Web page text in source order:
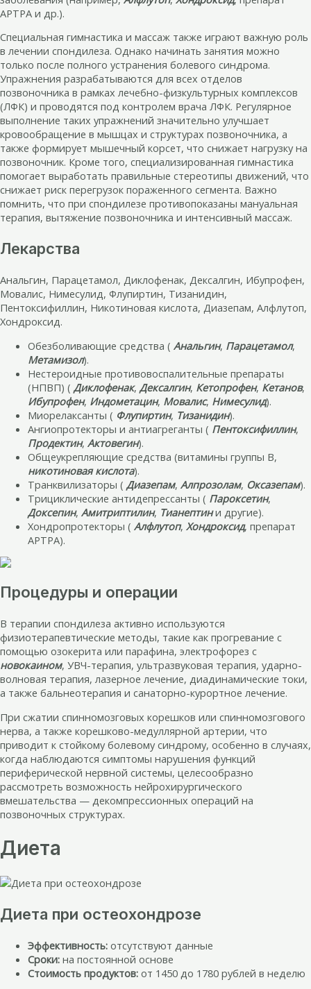
АРТРА и др.).
Специальная гимнастика и массаж также играют важную роль
в лечении спондилеза. Однако начинать занятия можно
только после полного устранения болевого синдрома.
Упражнения разрабатываются для всех отделов
позвоночника в рамках лечебно-физкультурных комплексов
(ЛФК) и проводятся под контролем врача ЛФК. Регулярное
выполнение таких упражнений значительно улучшает
кровообращение в мышцах и структурах позвоночника, а
также формирует мышечный корсет, что снижает нагрузку на
позвоночник. Кроме того, специализированная гимнастика
помогает выработать правильные стереотипы движений, что
снижает риск перегрузок пораженного сегмента. Важно
помнить, что при спондилезе противопоказаны мануальная
терапия, вытяжение позвоночника и интенсивный массаж.
Лекарства
Анальгин, Парацетамол, Диклофенак, Дексалгин, Ибупрофен,
Мовалис, Нимесулид, Флупиртин, Тизанидин,
Пентоксифиллин, Никотиновая кислота, Диазепам, Алфлутоп,
Хондроксид.
Обезболивающие средства ( Анальгин, Парацетамол,
Метамизол).
Нестероидные противовоспалительные препараты
(НПВП) ( Диклофенак, Дексалгин, Кетопрофен, Кетанов,
Ибупрофен, Индометацин, Мовалис, Нимесулид).
Миорелаксанты ( Флупиртин, Тизанидин).
Ангиопротекторы и антиагреганты ( Пентоксифиллин,
Продектин, Актовегин).
Общеукрепляющие средства (витамины группы В,
никотиновая кислота).
Транквилизаторы ( Диазепам, Алпрозолам, Оксазепам).
Трициклические антидепрессанты ( Пароксетин,
Доксепин, Амитриптилин, Тианептини другие).
Хондропротекторы ( Алфлутоп, Хондроксид, препарат
АРТРА).
Процедуры и операции
В терапии спондилеза активно используются
физиотерапевтические методы, такие как прогревание с
помощью озокерита или парафина, электрофорез с
новокаином, УВЧ-терапия, ультразвуковая терапия, ударно-
волновая терапия, лазерное лечение, диадинамические токи,
а также бальнеотерапия и санаторно-курортное лечение.
При сжатии спинномозговых корешков или спинномозгового
нерва, а также корешково-медуллярной артерии, что
приводит к стойкому болевому синдрому, особенно в случаях,
когда наблюдаются симптомы нарушения функций
периферической нервной системы, целесообразно
рассмотреть возможность нейрохирургического
вмешательства — декомпрессионных операций на
позвоночных структурах.
Диета
Диета при остеохондрозе
Эффективность: отсутствуют данные
Сроки: на постоянной основе
Стоимость продуктов: от 1450 до 1780 рублей в неделю